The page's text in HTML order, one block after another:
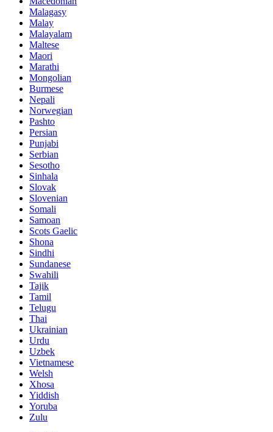
Malagasy
Malay
Malayalam
Maltese
Maori
Marathi
Mongolian
Burmese
Nepali
Norwegian
Pashto
Persian
Punjabi
Serbian
Sesotho
Sinhala
Slovak
Slovenian
Somali
Samoan
Scots Gaelic
Shona
Sindhi
Sundanese
Swahili
Tajik
Tamil
Telugu
Thai
Ukrainian
Urdu
Uzbek
Vietnamese
Welsh
Xhosa
Yiddish
Yoruba
Zulu